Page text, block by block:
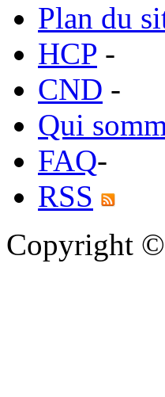
Plan du
HCP -
CND -
Qui
FAQ-
RSS
Copyright